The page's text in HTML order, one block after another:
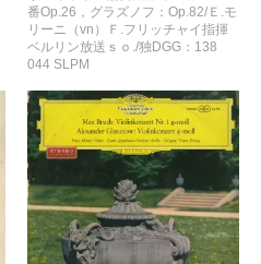
番Op.26，グラズノフ：Op.82/Ｅ.モ
リーニ（vn）Ｆ.フリッチャイ指揮
ベルリン放送ｓｏ./独DGG：138
044 SLPM